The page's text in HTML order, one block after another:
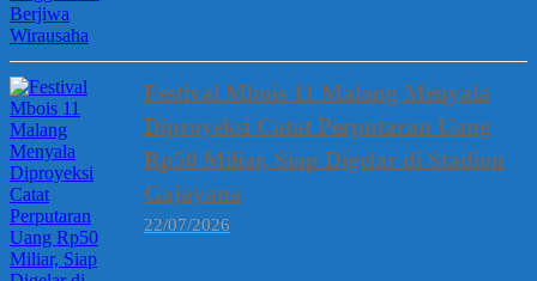
Festival Mbois 11 Malang Menyala
Diproyeksi Catat Perputaran Uang
Rp50 Miliar, Siap Digelar di Stadion
Gajayana
22/07/2026